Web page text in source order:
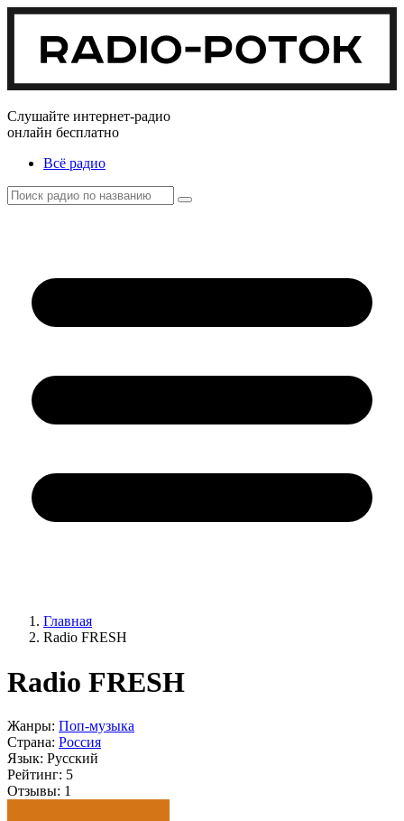
Слушайте интернет-радио
онлайн бесплатно
Всё радио
Главная
Radio FRESH
Radio FRESH
Жанры: Поп-музыка
Страна: Россия
Язык: Русский
Рейтинг: 5
Отзывы: 1